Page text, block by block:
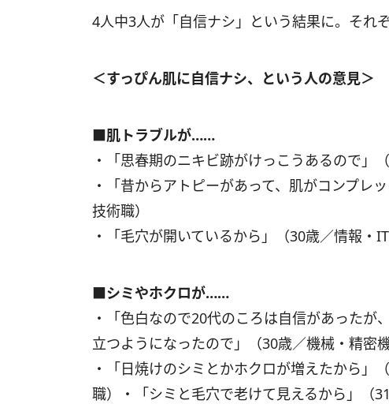
4人中3人が「自信ナシ」という結果に。それ
＜すっぴん肌に自信ナシ、という人の意見＞
■肌トラブルが……
・「思春期のニキビ跡がけっこうあるので」
・「昔からアトピーがあって、肌がコンプレ
技術職）
・「毛穴が開いているから」（30歳／情報・
■シミやホクロが……
・「色白なので20代のころは自信があったが
立つようになったので」（30歳／機械・精密
・「日焼けのシミとかホクロが増えたから」
職）・「シミと毛穴で老けて見えるから」（